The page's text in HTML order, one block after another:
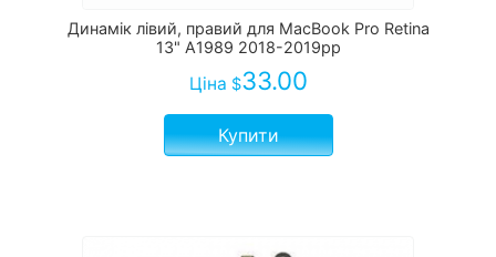
Динамік лівий, правий для MacBook Pro Retina
13" A1989 2018-2019рр
Ціна $33.00
Купити